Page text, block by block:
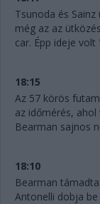
Tsunoda és
még az az
car. Épp ideje volt
18:15
Az 57 körös
az időmérés,
Bearman sajnos
18:10
Bearman
Antonelli dobja